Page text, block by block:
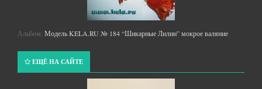
Альбом: Модель KELA.RU № 184 “Шикарные Лилии” мокрое валяние
ЕЩЁ НА САЙТЕ